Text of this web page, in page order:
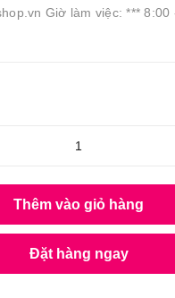
Giờ làm việc: *** 8:00
Thêm vào giỏ hàng
Đặt hàng ngay